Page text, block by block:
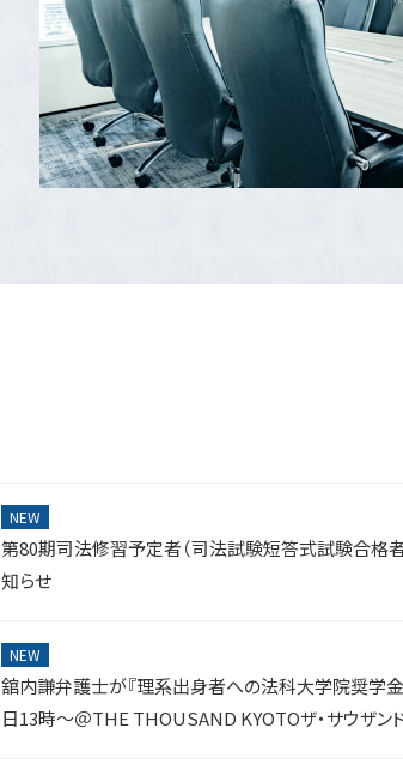
第80期司法修習予定者（司法試験短答式試験合
知らせ
舘内謙弁護士が『理系出身者への法科大学院奨学金
日13時～＠THE THOUSAND KYOTOザ・サウザン